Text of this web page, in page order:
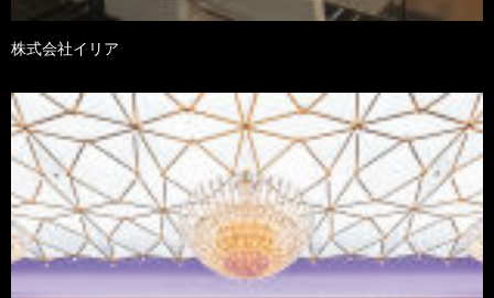
株式会社イリア